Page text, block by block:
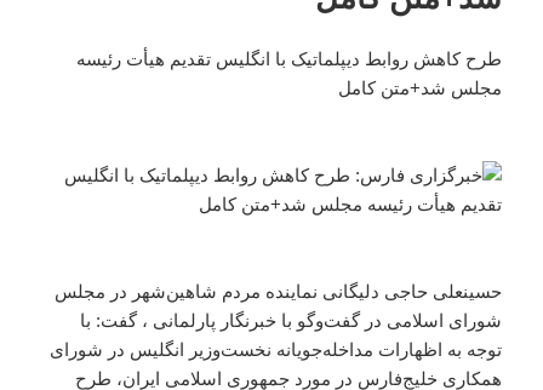
طرح کاهش روابط دیپلماتیک با انگلیس تقدیم هیأت رئیسه
مجلس شد+متن کامل
حسینعلی حاجی دلیگانی نماینده مردم شاهین‌شهر در مجلس
شورای اسلامی در گفت‌وگو با خبرنگار پارلمانی ، گفت: با
توجه به اظهارات مداخله‌جویانه نخست‌وزیر انگلیس در شورای
همکاری خلیج‌فارس در مورد جمهوری اسلامی ایران، طرح